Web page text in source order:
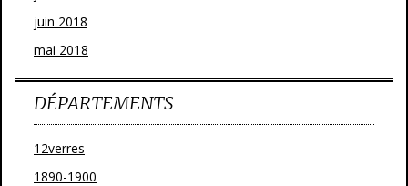
juin 2018
mai 2018
DÉPARTEMENTS
12verres
1890-1900